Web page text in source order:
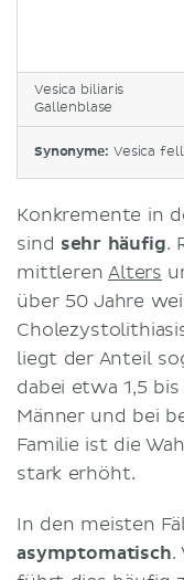
Vesica biliaris
Gallenblase
Synonyme: Vesica
Konkremente in
sind sehr häufig.
mittleren Alters
über 50 Jahre
liegt der Anteil
dabei etwa 1,5
Männer und bei
Familie ist die
stark erhöht.
In den meisten
asymptomatisch.